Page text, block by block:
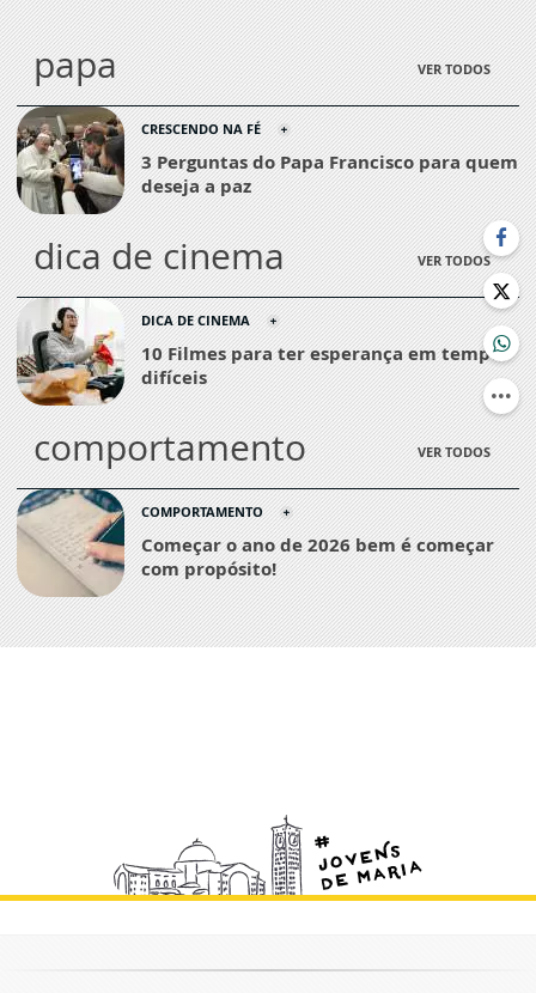
papa VER TODOS
CRESCENDO NA FÉ
3 Perguntas do Papa Francisco para quem
deseja a paz
dica de cinema VER TODOS
DICA DE CINEMA
10 Filmes para ter esperança em tempos
difíceis
comportamento VER TODOS
COMPORTAMENTO
Começar o ano de 2026 bem é começar
com propósito!